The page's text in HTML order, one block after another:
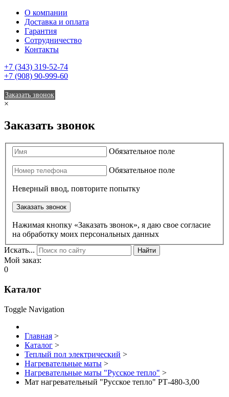
О компании
Доставка и оплата
Гарантия
Сотрудничество
Контакты
+7 (343) 319-52-74
+7 (908) 90-999-60
Заказать звонок
×
Заказать звонок
Обязательное поле
Обязательное поле
Неверный ввод, повторите попытку
Заказать звонок
Нажимая кнопку «Заказать звонок», я даю свое согласие
на обработку моих персональных данных
Искать...
Найти
Мой заказ:
0
Каталог
Toggle Navigation
Главная >
Каталог >
Теплый пол электрический >
Нагревательные маты >
Нагревательные маты "Русское тепло" >
Мат нагревательный "Русское тепло" РТ-480-3,00